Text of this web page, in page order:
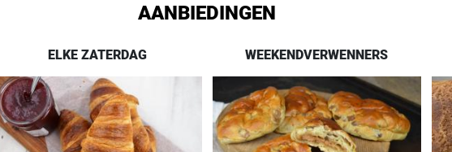
AANBIEDINGEN
ELKE ZATERDAG WEEKENDVERWENNERS